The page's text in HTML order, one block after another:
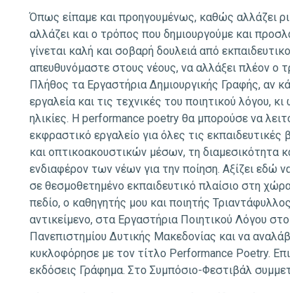
Όπως είπαμε και προηγουμένως, καθώς αλλάζει
αλλάζει και ο τρόπος που δημιουργούμε και
γίνεται καλή και σοβαρή δουλειά από
απευθυνόμαστε στους νέους, να αλλάξει πλέον ο
Πλήθος τα Εργαστήρια Δημιουργικής Γραφής, αν
εργαλεία και τις τεχνικές του ποιητικού λόγου,
ηλικίες. Η performance poetry θα μπορούσε να
εκφραστικό εργαλείο για όλες τις
και οπτικοακουστικών μέσων, τη διαμεσικότητα
ενδιαφέρον των νέων για την ποίηση. Αξίζει εδώ
σε θεσμοθετημένο εκπαιδευτικό πλαίσιο στη
πεδίο, ο καθηγητής μου και ποιητής
αντικείμενο, στα Εργαστήρια Ποιητικού Λόγου
Πανεπιστημίου Δυτικής Μακεδονίας και να
κυκλοφόρησε με τον τίτλο Performance Poetry.
εκδόσεις Γράφημα. Στο Συμπόσιο-Φεστιβάλ